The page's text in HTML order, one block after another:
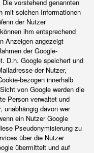
vorstehend genannten
mit solchen Informationen
der Nutzer
ihm entsprechend
Anzeigen angezeigt
der Google-
D.h. Google speichert und
der Nutzer,
bezogen innerhalb
von Google werden die
Person verwaltet und
unabhängig davon wer
ein Nutzer Google
Pseudonymisierung zu
über die Nutzer
übermittelt und auf